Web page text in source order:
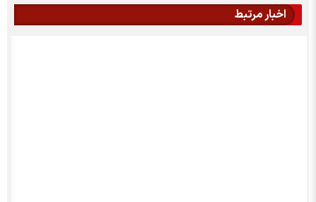
اخبار مرتبط